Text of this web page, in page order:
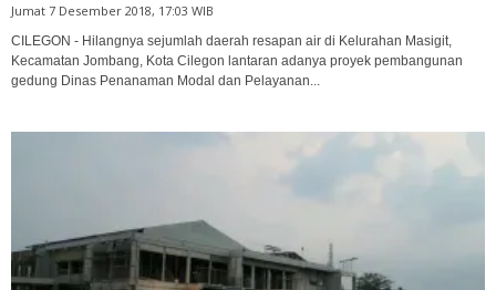
Jumat 7 Desember 2018, 17:03 WIB
CILEGON - Hilangnya sejumlah daerah resapan air di Kelurahan Masigit,
Kecamatan Jombang, Kota Cilegon lantaran adanya proyek pembangunan
gedung Dinas Penanaman Modal dan Pelayanan...